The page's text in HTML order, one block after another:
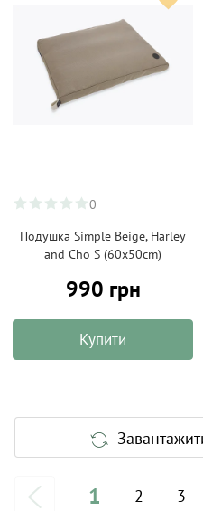
0
Подушка Simple Beige, Harley
and Cho S (60х50cm)
990 грн
Купити
1 2 3